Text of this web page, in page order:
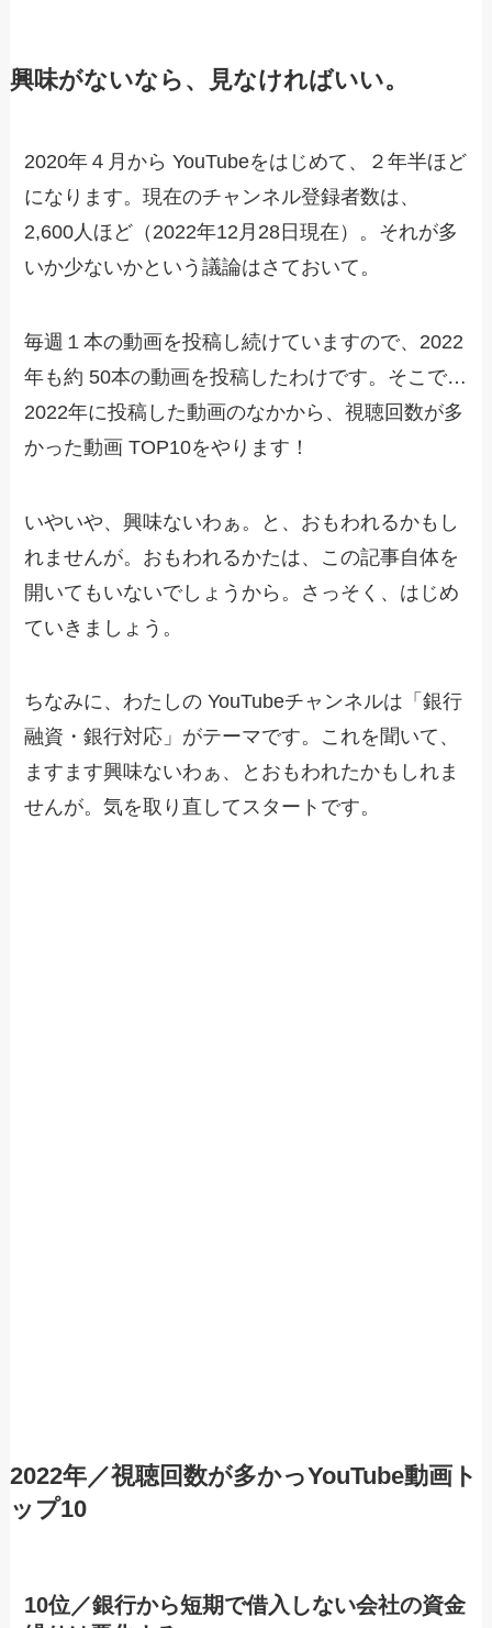
興味がないなら、見なければいい。
2020年４月から YouTubeをはじめて、２年半ほど
になります。現在のチャンネル登録者数は、
2,600人ほど（2022年12月28日現在）。それが多
いか少ないかという議論はさておいて。
毎週１本の動画を投稿し続けていますので、2022
年も約 50本の動画を投稿したわけです。そこで…
2022年に投稿した動画のなかから、視聴回数が多
かった動画 TOP10をやります！
いやいや、興味ないわぁ。と、おもわれるかもし
れませんが。おもわれるかたは、この記事自体を
開いてもいないでしょうから。さっそく、はじめ
ていきましょう。
ちなみに、わたしの YouTubeチャンネルは「銀行
融資・銀行対応」がテーマです。これを聞いて、
ますます興味ないわぁ、とおもわれたかもしれま
せんが。気を取り直してスタートです。
2022年／視聴回数が多かっYouTube動画ト
ップ10
10位／銀行から短期で借入しない会社の資金